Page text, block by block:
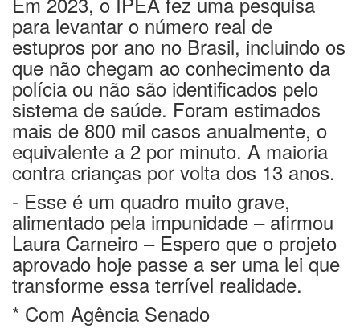
para levantar o número real de
estupros por ano no Brasil, incluindo os
que não chegam ao conhecimento da
polícia ou não são identificados pelo
sistema de saúde. Foram estimados
mais de 800 mil casos anualmente, o
equivalente a 2 por minuto. A maioria
contra crianças por volta dos 13 anos.
- Esse é um quadro muito grave,
alimentado pela impunidade – afirmou
Laura Carneiro – Espero que o projeto
aprovado hoje passe a ser uma lei que
transforme essa terrível realidade.
* Com Agência Senado